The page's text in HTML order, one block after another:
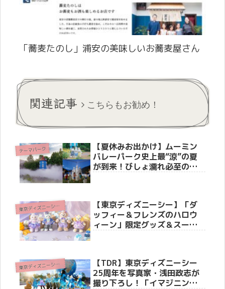
「蕎麦たのし」浦安の美味しいお蕎麦屋さん
関連記事 こちらもお勧め！
テーマパーク
【夏休みお出かけ】ムーミン
バレーパーク史上最“涼”の夏
が到来！びしょ濡れ必至の新
東
京ディズニーシー(R)
【東京ディズニーシー】「ダ
ッフィー＆フレンズのハロウ
ィーン」限定グッズ＆スーベ
徹底紹介
東
京ディズニーシー(R)
【TDR】東京ディズニーシー
25周年を写真家・浅田政志が
撮り下ろし！「イマジニン